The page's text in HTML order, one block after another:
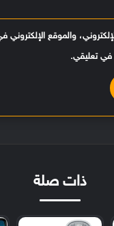
والموقع الإلكتروني
في تعليقي.
ذات صلة